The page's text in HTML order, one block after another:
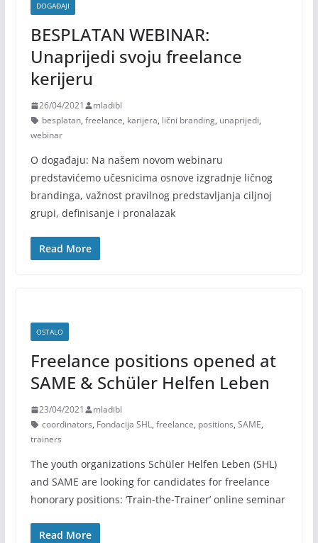
DOGAĐAJI
BESPLATAN WEBINAR:
Unaprijedi svoju freelance
kerijeru
26/04/2021
mladibl
besplatan, freelance, karijera, lični branding, unaprijedi,
webinar
O događaju: Na našem novom webinaru
predstavićemo učesnicima osnove izgradnje ličnog
brandinga, važnost pravilnog predstavljanja ciljnoj
grupi, definisanje i pronalazak
Read More
OSTALO
Freelance positions opened at
SAME & Schüler Helfen Leben
23/04/2021
mladibl
coordinators, Fondacija SHL, freelance, positions, SAME,
trainers
The youth organizations Schüler Helfen Leben (SHL)
and SAME are looking for candidates for freelance
honorary positions: ‘Train-the-Trainer’ online seminar
Read More